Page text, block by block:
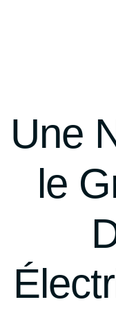
Une
le